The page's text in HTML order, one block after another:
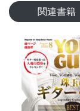
関連書籍